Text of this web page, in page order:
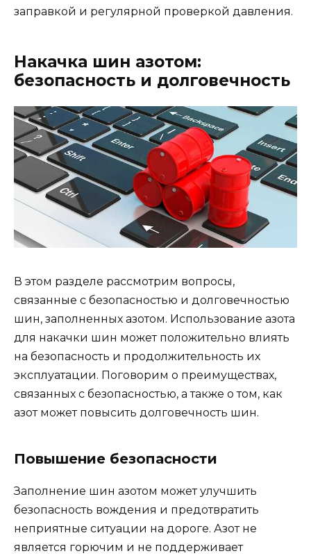
заправкой и регулярной проверкой давления.
Накачка шин азотом:
безопасность и долговечность
В этом разделе рассмотрим вопросы,
связанные с безопасностью и долговечностью
шин, заполненных азотом. Использование азота
для накачки шин может положительно влиять
на безопасность и продолжительность их
эксплуатации. Поговорим о преимуществах,
связанных с безопасностью, а также о том, как
азот может повысить долговечность шин.
Повышение безопасности
Заполнение шин азотом может улучшить
безопасность вождения и предотвратить
неприятные ситуации на дороге. Азот не
является горючим и не поддерживает